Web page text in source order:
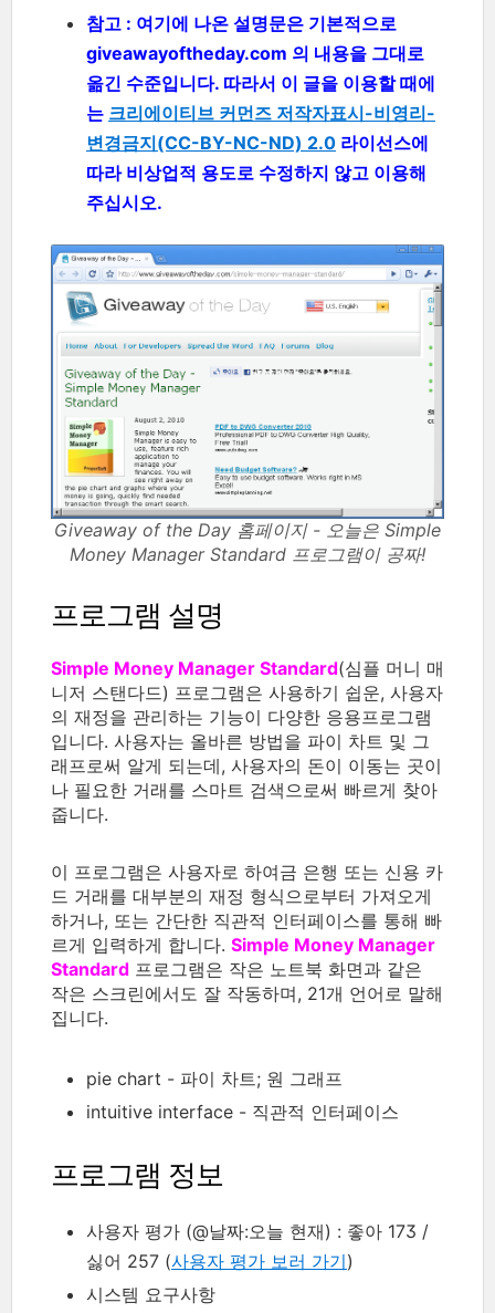
참고 : 여기에 나온 설명문은 기본적으로
giveawayoftheday.com 의 내용을 그대로
옮긴 수준입니다. 따라서 이 글을 이용할 때에
는 크리에이티브 커먼즈 저작자표시-비영리-
변경금지(CC-BY-NC-ND) 2.0 라이선스에
따라 비상업적 용도로 수정하지 않고 이용해
주십시오.
Giveaway of the Day 홈페이지 - 오늘은 Simple
Money Manager Standard 프로그램이 공짜!
프로그램 설명
Simple Money Manager Standard(심플 머니 매
니저 스탠다드) 프로그램은 사용하기 쉽운, 사용자
의 재정을 관리하는 기능이 다양한 응용프로그램
입니다. 사용자는 올바른 방법을 파이 차트 및 그
래프로써 알게 되는데, 사용자의 돈이 이동는 곳이
나 필요한 거래를 스마트 검색으로써 빠르게 찾아
줍니다.
이 프로그램은 사용자로 하여금 은행 또는 신용 카
드 거래를 대부분의 재정 형식으로부터 가져오게
하거나, 또는 간단한 직관적 인터페이스를 통해 빠
르게 입력하게 합니다. Simple Money Manager
Standard 프로그램은 작은 노트북 화면과 같은
작은 스크린에서도 잘 작동하며, 21개 언어로 말해
집니다.
pie chart - 파이 차트; 원 그래프
intuitive interface - 직관적 인터페이스
프로그램 정보
사용자 평가 (@날짜:오늘 현재) : 좋아 173 /
싫어 257 (사용자 평가 보러 가기)
시스템 요구사항